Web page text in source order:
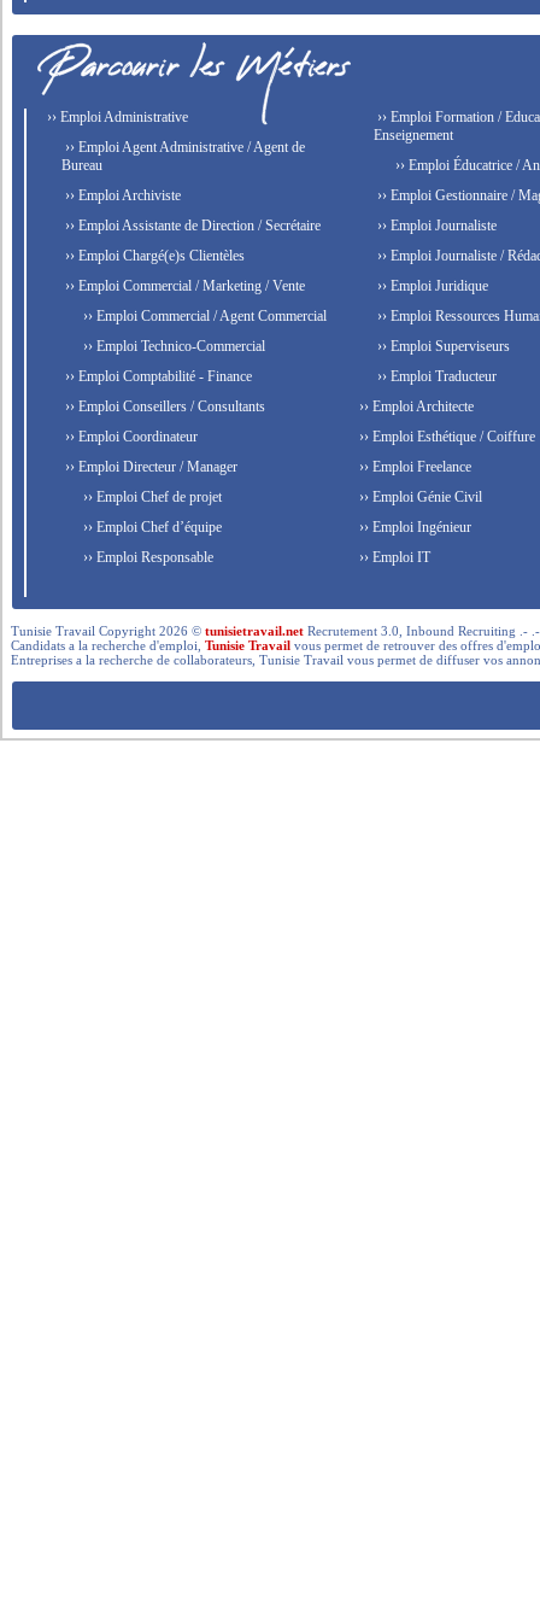
›› Emploi Administrative
›› Emploi Agent Administrative / Agent de
Bureau
›› Emploi Archiviste
›› Emploi Assistante de Direction / Secrétaire
›› Emploi Chargé(e)s Clientèles
›› Emploi Commercial / Marketing / Vente
›› Emploi Commercial / Agent Commercial
›› Emploi Technico-Commercial
›› Emploi Comptabilité - Finance
›› Emploi Conseillers / Consultants
›› Emploi Coordinateur
›› Emploi Directeur / Manager
›› Emploi Chef de projet
›› Emploi Chef d’équipe
›› Emploi Responsable
›› Emploi Formation /
Enseignement
›› Emploi Éducatrice /
›› Emploi Gestionnaire /
›› Emploi Journaliste
›› Emploi Journaliste /
›› Emploi Juridique
›› Emploi Ressources
›› Emploi Superviseurs
›› Emploi Traducteur
›› Emploi Architecte
›› Emploi Esthétique / Coiffure
›› Emploi Freelance
›› Emploi Génie Civil
›› Emploi Ingénieur
›› Emploi IT
Tunisie Travail Copyright 2026 ©tunisietravail.net Recrutement 3.0, Inbound Recruiting .-
Candidats a la recherche d'emploi,Tunisie Travail vous permet de retrouver des offres
Entreprises a la recherche de collaborateurs, Tunisie Travail vous permet de diffuser vos